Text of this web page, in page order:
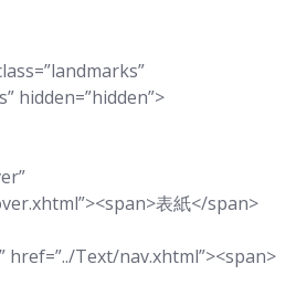
hidden=”hidden”>
表紙</span>
href=”../Text/nav.xhtml”><span>